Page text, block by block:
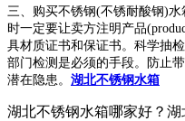
三、购买不锈钢(不锈耐酸钢)
时一定要让卖方注明产品
具材质证书和保证书。科学抽
部门检测是必须的手段。防止
潜在隐患。 湖北不锈钢水箱
湖北不锈钢水箱哪家好？